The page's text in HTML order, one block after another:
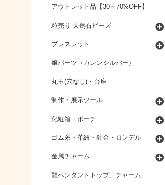
アウトレット品【30～70%OFF】
粒売り 天然石ビーズ
ブレスレット
銀パーツ（カレンシルバー）
丸玉(穴なし)・台座
制作・展示ツール
化粧箱・ポーチ
ゴム糸・革紐・針金・ロンデル
金属チャーム
龍ペンダントトップ、チャーム